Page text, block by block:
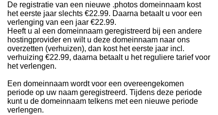
De registratie van een nieuwe .photos domeinnaam kost
het eerste jaar slechts €22.99. Daarna betaalt u voor een
verlenging van een jaar €22.99.
Heeft u al een domeinnaam geregistreerd bij een andere
hostingprovider en wilt u deze domeinnaam naar ons
overzetten (verhuizen), dan kost het eerste jaar incl.
verhuizing €22.99, daarna betaalt u het reguliere tarief voor
het verlengen.
Een domeinnaam wordt voor een overeengekomen
periode op uw naam geregistreerd. Tijdens deze periode
kunt u de domeinnaam telkens met een nieuwe periode
verlengen.